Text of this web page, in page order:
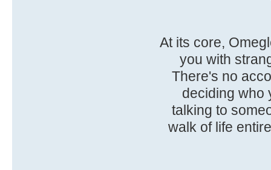
At its core,
you with
There's no
deciding who
talking to
walk of life